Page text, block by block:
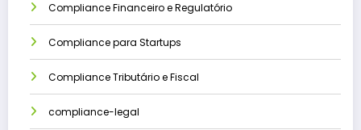
Compliance Financeiro e Regulatório
Compliance para Startups
Compliance Tributário e Fiscal
compliance-legal